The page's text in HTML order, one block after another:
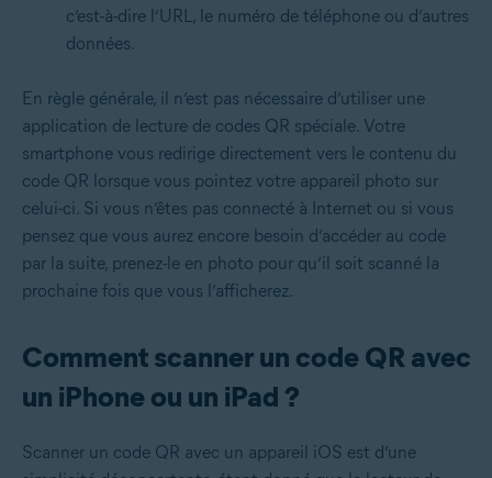
c’est-à-dire l’URL, le numéro de téléphone ou d’autres
données.
En règle générale, il n’est pas nécessaire d’utiliser une
application de lecture de codes QR spéciale. Votre
smartphone vous redirige directement vers le contenu du
code QR lorsque vous pointez votre appareil photo sur
celui-ci. Si vous n’êtes pas connecté à Internet ou si vous
pensez que vous aurez encore besoin d’accéder au code
par la suite, prenez-le en photo pour qu’il soit scanné la
prochaine fois que vous l’afficherez.
Comment scanner un code QR avec
un iPhone ou un iPad ?
Scanner un code QR avec un appareil iOS est d’une